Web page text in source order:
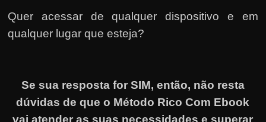
Quer acessar de qualquer dispositivo e em
qualquer lugar que esteja?
Se sua resposta for SIM, então, não resta
dúvidas de que o Método Rico Com Ebook
vai atender as suas necessidades e superar